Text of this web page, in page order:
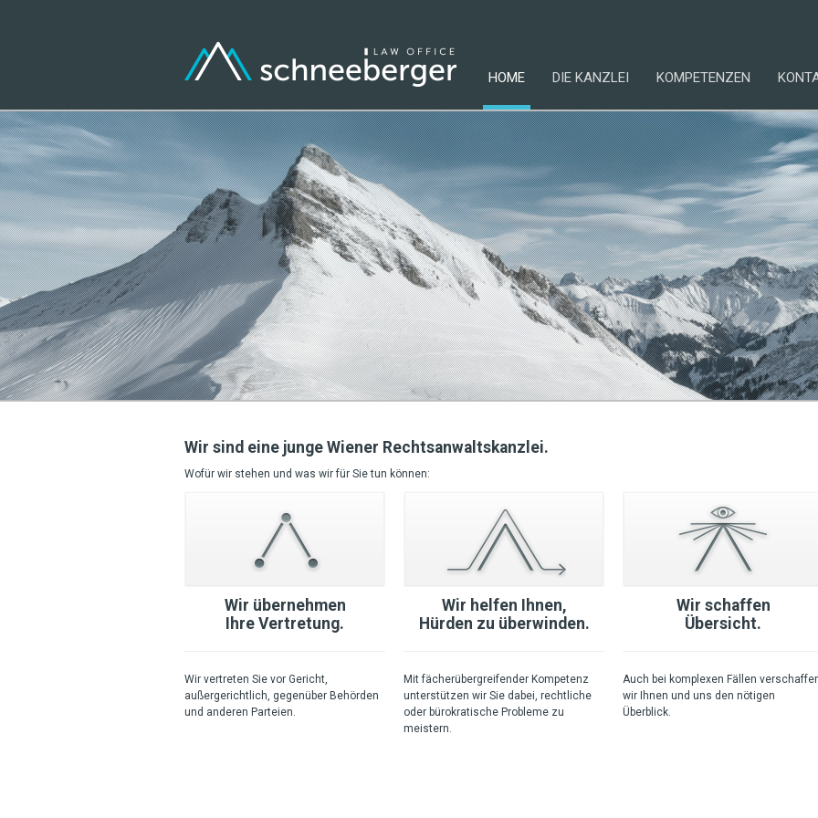
HOME DIE KANZLEI KOMPETENZEN
Wir sind eine junge Wiener Rechtsanwaltskanzlei.
Wofür wir stehen und was wir für Sie tun können:
Wir übernehmen
Ihre Vertretung.
Wir vertreten Sie vor Gericht,
außergerichtlich, gegenüber Behörden
und anderen Parteien.
Wir helfen Ihnen,
Hürden zu überwinden.
Mit fächerübergreifender Kompetenz
unterstützen wir Sie dabei, rechtliche
oder bürokratische Probleme zu
meistern.
Wir schaffen
Übersicht.
Auch bei komplexen Fällen
wir Ihnen und uns den nötigen
Überblick.